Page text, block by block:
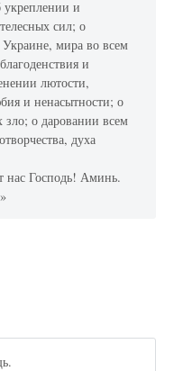
укреплении и
сил; о
мира во всем
и
лютости,
и ненасытности; о
о даровании всем
духа
нас Господь! Аминь.